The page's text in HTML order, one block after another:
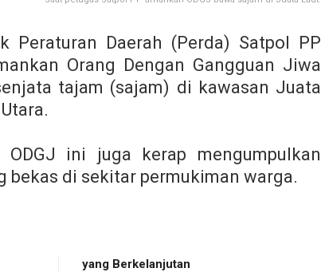
Peraturan Daerah (Perda) Satpol PP
Orang Dengan Gangguan Jiwa
tajam (sajam) di kawasan Juata
ODGJ ini juga kerap mengumpulkan
bekas di sekitar permukiman warga.
yang Berkelanjutan